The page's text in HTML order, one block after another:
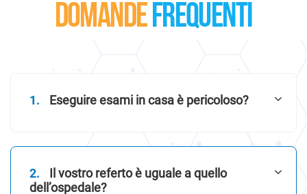
DOMANDEFREQUENTI
1. Eseguire esami in casa è pericoloso?
2.
Il vostro referto è uguale a quello
dell’ospedale?